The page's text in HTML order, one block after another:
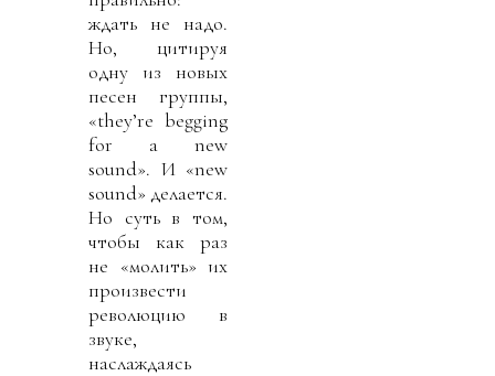
ждать не надо.
Но, цитируя
одну из новых
песен группы,
«they’re begging
for a new
sound». И «new
sound» делается.
Но суть в том,
чтобы как раз
не «молить» их
произвести
революцию в
звуке,
наслаждаясь